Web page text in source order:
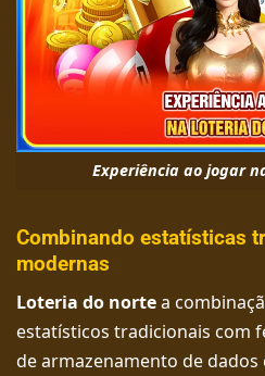
Experiência ao jogar
Combinando estatísticas
modernas
Loteria do nortea
estatísticos tradicionais com
de armazenamento de